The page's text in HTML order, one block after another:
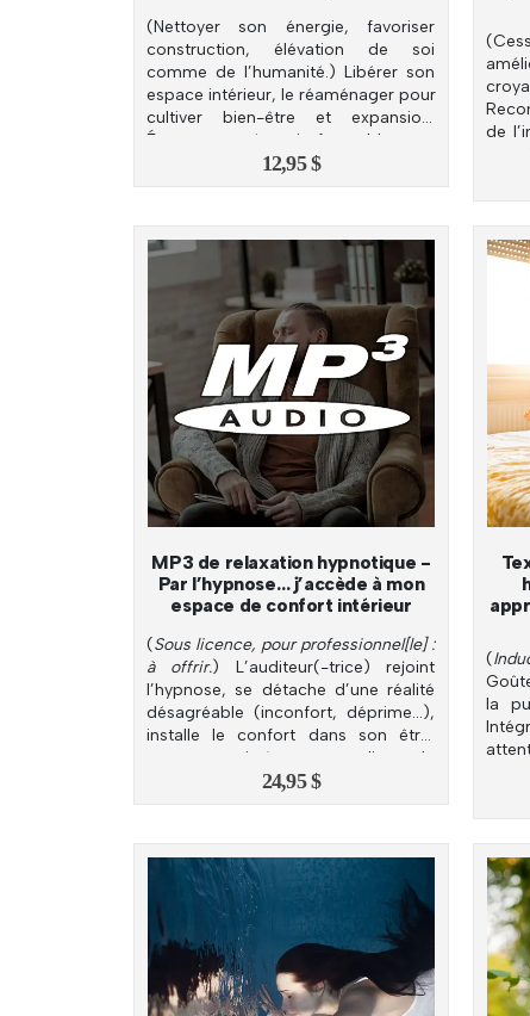
(Nettoyer son énergie, favoriser
construction, élévation de soi
comme de l’humanité.) Libérer son
espace intérieur, le réaménager pour
cultiver bien-être et expansion.
Émettre une énergie favorable pour
12,95$
de
MP3 de relaxation hypnotique -
Par l’hypnose… j’accède à mon
espace de confort intérieur
(Sous licence, pour professionnel[le] :
à offrir.) L’auditeur(-trice) rejoint
l’hypnose, se détache d’une réalité
désagréable (inconfort, déprime…),
installe le confort dans son être,
pose ou intègre son lieu de
24,95$
(
la